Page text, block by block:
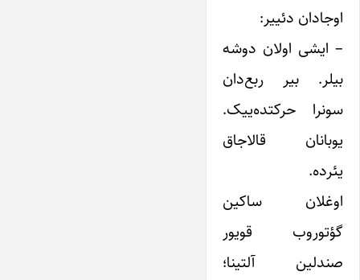
اوجادان دئییر:
– ایشی اولان دوشه
بیلر. بیر ربع‌دان
سونرا حرکتده‌ییک.
یوبانان قالاجاق
یئرده. ‌ ‌ ‌ ‌ ‌ ‌
اوغلان ساکین
گؤتوروب قویور
صندلین آلتینا؛